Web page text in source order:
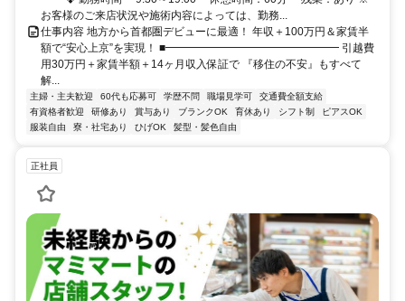
お客様のご来店状況や施術内容によっては、勤務...
仕事内容 地方から首都圏デビューに最適！ 年収＋100万円＆家賃半
額で“安心上京”を実現！ ■━━━━━━━━━━━━━━━━ 引越費
用30万円＋家賃半額＋14ヶ月収入保証で 『移住の不安』もすべて
解...
主婦・主夫歓迎 60代も応募可 学歴不問 職場見学可
交通費全額支給
有資格者歓迎
研修あり 賞与あり ブランクOK 育休あり シフト制
ピアスOK
服装自由
寮・社宅あり ひげOK 髪型・髪色自由
正社員